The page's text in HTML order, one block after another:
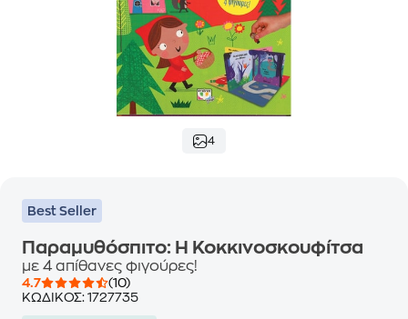
4
Best Seller
Παραμυθόσπιτο: Η Κοκκινοσκουφίτσα
με 4 απίθανες φιγούρες!
4.7
(10)
ΚΩΔΙΚΟΣ: 1727735